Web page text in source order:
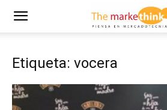
Etiqueta: vocera